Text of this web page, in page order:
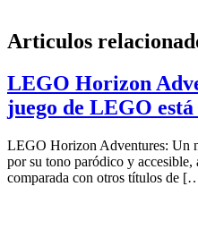
Articulos
LEGO Horizon
juego de LEGO está
LEGO Horizon Adventures: Un
por su tono paródico y
comparada con otros títulos de